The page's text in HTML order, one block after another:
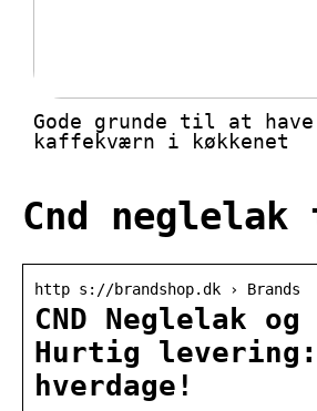
Gode grunde til at have
kaffekværn i køkkenet
Cnd
http s://brandshop.dk › Brands
CND Neglelak
Hurtig
hverdage!